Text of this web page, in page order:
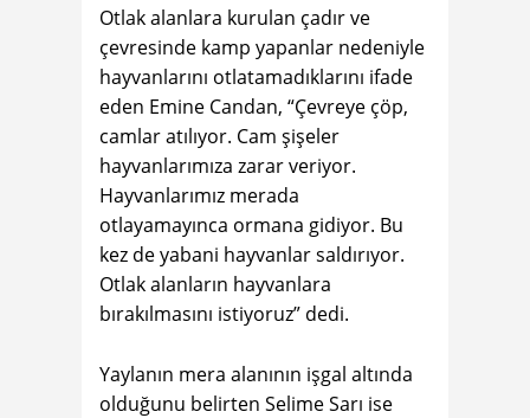
Otlak alanlara kurulan çadır ve
çevresinde kamp yapanlar nedeniyle
hayvanlarını otlatamadıklarını ifade
eden Emine Candan, “Çevreye çöp,
camlar atılıyor. Cam şişeler
hayvanlarımıza zarar veriyor.
Hayvanlarımız merada
otlayamayınca ormana gidiyor. Bu
kez de yabani hayvanlar saldırıyor.
Otlak alanların hayvanlara
bırakılmasını istiyoruz” dedi.
Yaylanın mera alanının işgal altında
olduğunu belirten Selime Sarı ise